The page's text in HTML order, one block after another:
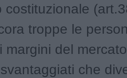
costituzionale
troppe le
margini del
che